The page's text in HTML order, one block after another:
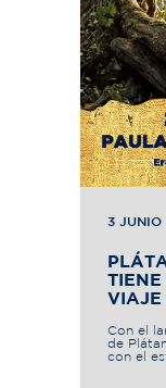
3 JUNIO
VIAJE
Con el
de
con el